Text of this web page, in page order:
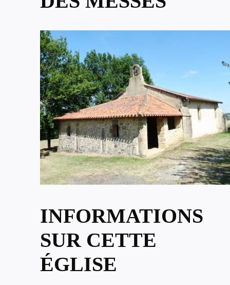
INFORMATIONS
SUR CETTE
ÉGLISE